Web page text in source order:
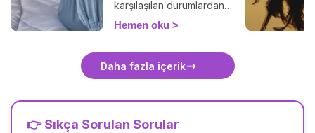
karşılaşılan durumlardan
biridir. Peki rüyada ağlamak
ne anlama gelir?
Hemen oku
Daha fazla içerik
👉 Sıkça Sorulan Sorular